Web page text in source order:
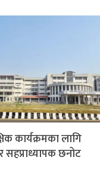
कार्यक्रमका लागि
सहप्राध्यापक छनोट